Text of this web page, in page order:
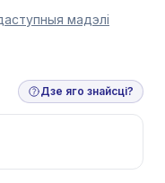
мадэлі
Дзе яго знайсці?